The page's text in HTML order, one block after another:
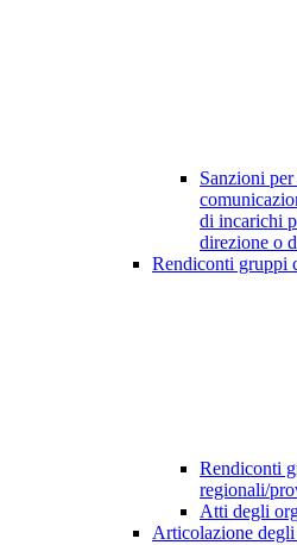
Sanzioni
di incarichi
direzione o
Rendiconti gruppi
Rendiconti
regionali/
Atti degli
Articolazione